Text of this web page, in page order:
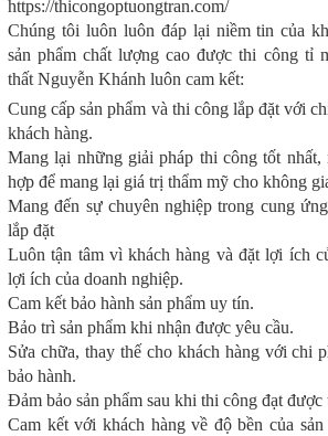
https://thicongoptuongtran.com/
Chúng tôi luôn luôn đáp lại niềm tin của
sản phẩm chất lượng cao được thi công tỉ
thất Nguyễn Khánh luôn cam kết:
Cung cấp sản phẩm và thi công lắp đặt với
khách hàng.
Mang lại những giải pháp thi công tốt nhất,
hợp để mang lại giá trị thẩm mỹ cho không
Mang đến sự chuyên nghiệp trong cung
lắp đặt
Luôn tận tâm vì khách hàng và đặt lợi ích
lợi ích của doanh nghiệp.
Cam kết bảo hành sản phẩm uy tín.
Bảo trì sản phẩm khi nhận được yêu cầu.
Sửa chữa, thay thế cho khách hàng với chi
bảo hành.
Đảm bảo sản phẩm sau khi thi công đạt được
Cam kết với khách hàng về độ bền của